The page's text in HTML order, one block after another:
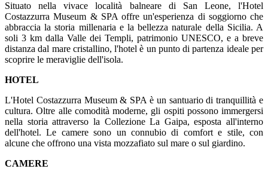
Situato nella vivace località balneare di San Leone, l'Hotel
Costazzurra Museum & SPA offre un'esperienza di soggiorno che
abbraccia la storia millenaria e la bellezza naturale della Sicilia. A
soli 3 km dalla Valle dei Templi, patrimonio UNESCO, e a breve
distanza dal mare cristallino, l'hotel è un punto di partenza ideale per
scoprire le meraviglie dell'isola.
HOTEL
L'Hotel Costazzurra Museum & SPA è un santuario di tranquillità e
cultura. Oltre alle comodità moderne, gli ospiti possono immergersi
nella storia attraverso la Collezione La Gaipa, esposta all'interno
dell'hotel. Le camere sono un connubio di comfort e stile, con
alcune che offrono una vista mozzafiato sul mare o sul giardino.
CAMERE